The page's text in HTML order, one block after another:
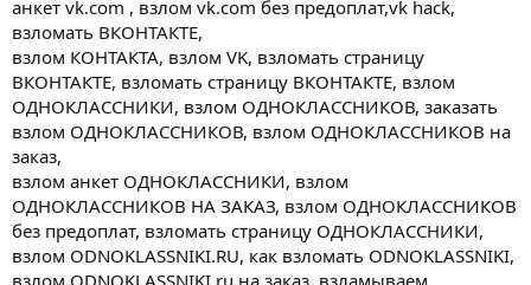
анкет vk.com , взлом vk.com без предоплат,vk hack,
взломать ВКОНТАКТЕ,
взлом КОНТАКТА, взлом VK, взломать страницу
ВКОНТАКТЕ, взломать страницу ВКОНТАКТЕ, взлом
ОДНОКЛАССНИКИ, взлом ОДНОКЛАССНИКОВ, заказать
взлом ОДНОКЛАССНИКОВ, взлом ОДНОКЛАССНИКОВ на
заказ,
взлом анкет ОДНОКЛАССНИКИ, взлом
ОДНОКЛАССНИКОВ НА ЗАКАЗ, взлом ОДНОКЛАССНИКОВ
без предоплат, взломать страницу ОДНОКЛАССНИКИ,
взлом ODNOKLASSNIKI.RU, как взломать ODNOKLASSNIKI,
взлом ODNOKLASSNIKI.ru на заказ, взламываем